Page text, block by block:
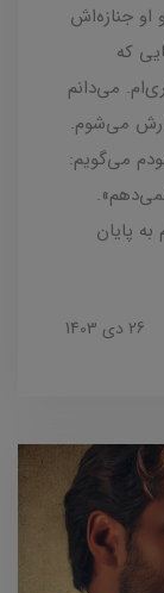
او جنازه‌اش
که
می‌دانم
می‌شوم.
می‌گویم:
پایان
26 دی 1403